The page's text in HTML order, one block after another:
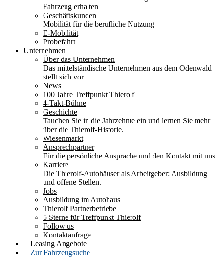
Fahrzeug erhalten
Geschäftskunden
Mobilität für die berufliche Nutzung
E-Mobilität
Probefahrt
Unternehmen
Über das Unternehmen
Das mittelständische Unternehmen aus dem Odenwald
stellt sich vor.
News
100 Jahre Treffpunkt Thierolf
4-Takt-Bühne
Geschichte
Tauchen Sie in die Jahrzehnte ein und lernen Sie mehr
über die Thierolf-Historie.
Wiesenmarkt
Ansprechpartner
Für die persönliche Ansprache und den Kontakt mit uns
Karriere
Die Thierolf-Autohäuser als Arbeitgeber: Ausbildung
und offene Stellen.
Jobs
Ausbildung im Autohaus
Thierolf Partnerbetriebe
5 Sterne für Treffpunkt Thierolf
Follow us
Kontaktanfrage
Leasing Angebote
Zur Fahrzeugsuche